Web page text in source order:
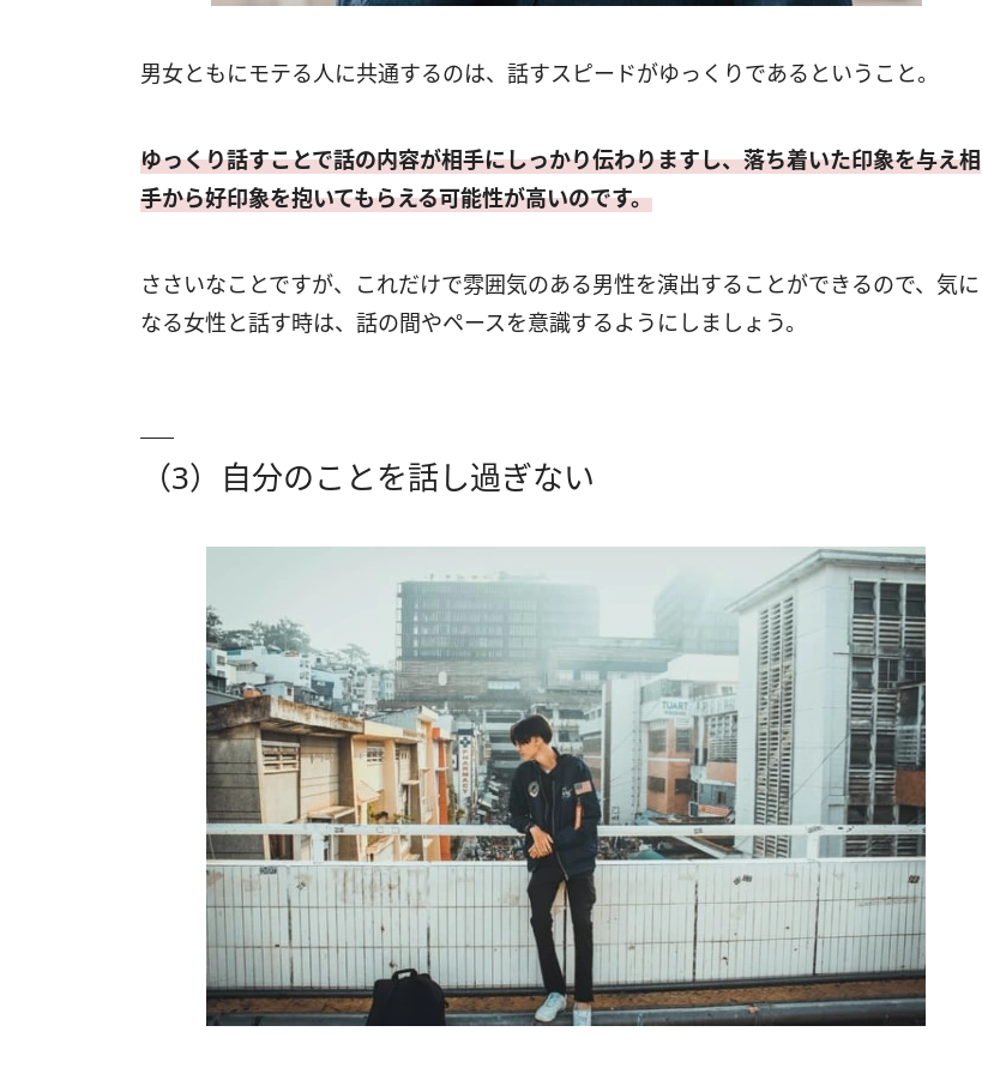
男女ともにモテる人に共通するのは、話すスピードがゆっくりであるということ。
ゆっくり話すことで話の内容が相手にしっかり伝わりますし、落ち着いた印象を与え相
手から好印象を抱いてもらえる可能性が高いのです。
ささいなことですが、これだけで雰囲気のある男性を演出することができるので、気に
なる女性と話す時は、話の間やペースを意識するようにしましょう。
（3）自分のことを話し過ぎない